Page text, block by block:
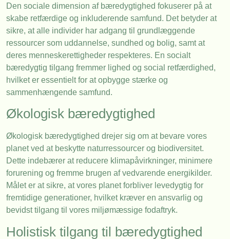
Den sociale dimension af bæredygtighed fokuserer på at
skabe retfærdige og inkluderende samfund. Det betyder at
sikre, at alle individer har adgang til grundlæggende
ressourcer som uddannelse, sundhed og bolig, samt at
deres menneskerettigheder respekteres. En socialt
bæredygtig tilgang fremmer lighed og social retfærdighed,
hvilket er essentielt for at opbygge stærke og
sammenhængende samfund.
Økologisk bæredygtighed
Økologisk bæredygtighed drejer sig om at bevare vores
planet ved at beskytte naturressourcer og biodiversitet.
Dette indebærer at reducere klimapåvirkninger, minimere
forurening og fremme brugen af vedvarende energikilder.
Målet er at sikre, at vores planet forbliver levedygtig for
fremtidige generationer, hvilket kræver en ansvarlig og
bevidst tilgang til vores miljømæssige fodaftryk.
Holistisk tilgang til bæredygtighed